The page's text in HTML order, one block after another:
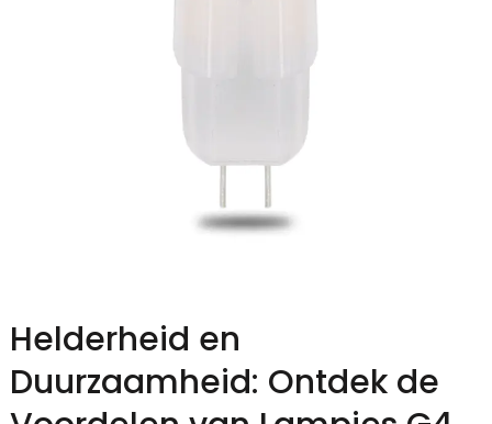
Helderheid en
Duurzaamheid: Ontdek de